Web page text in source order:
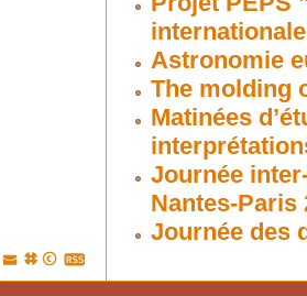
internationale
Astronomie
The molding
Matinées
Journée
Nantes-Paris
Journée des